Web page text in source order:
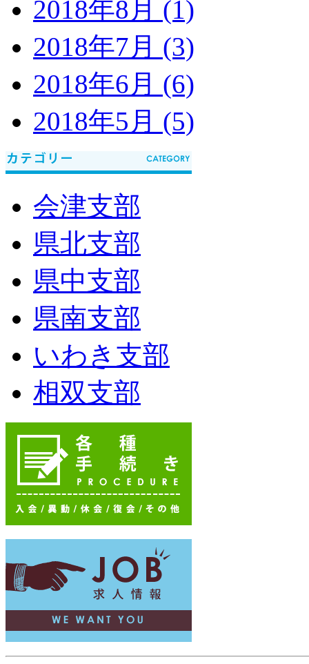
2018年8月 (1)
2018年7月 (3)
2018年6月 (6)
2018年5月 (5)
会津支部
県北支部
県中支部
県南支部
いわき支部
相双支部